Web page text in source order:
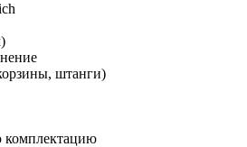
штанги)
комплектацию